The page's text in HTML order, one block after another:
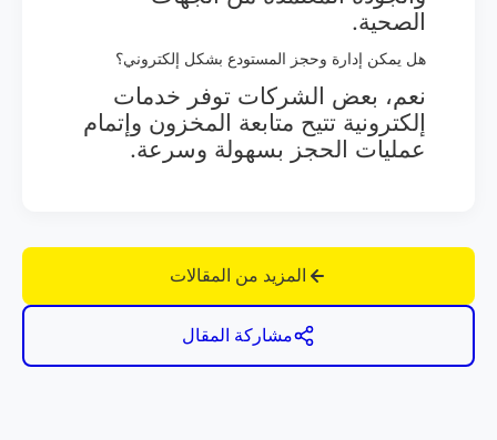
الصحية.
هل يمكن إدارة وحجز المستودع بشكل إلكتروني؟
نعم، بعض الشركات توفر خدمات
إلكترونية تتيح متابعة المخزون وإتمام
عمليات الحجز بسهولة وسرعة.
المزيد من المقالات
مشاركة المقال